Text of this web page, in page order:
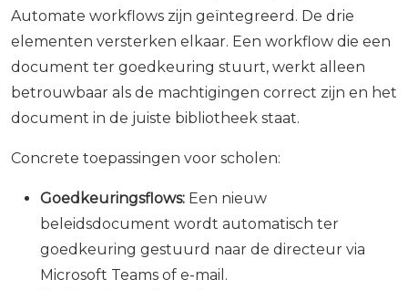
Automate workflows zijn geïntegreerd. De drie
elementen versterken elkaar. Een workflow die een
document ter goedkeuring stuurt, werkt alleen
betrouwbaar als de machtigingen correct zijn en het
document in de juiste bibliotheek staat.
Concrete toepassingen voor scholen:
Goedkeuringsflows: Een nieuw
beleidsdocument wordt automatisch ter
goedkeuring gestuurd naar de directeur via
Microsoft Teams of e-mail.